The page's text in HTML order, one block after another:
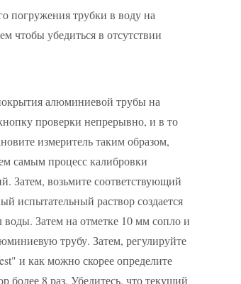
погружения трубки в воду на
чтобы убедиться в отсутствии
алюминиевой трубы на
проверки непрерывно, и в то
измеритель таким образом,
самым процесс калибровки
Затем, возьмите соответствующий
испытательный раствор создается
Затем на отметке 10 мм сопло и
трубу. Затем, регулируйте
и как можно скорее определите
более 8 раз. Убедитесь, что текущий